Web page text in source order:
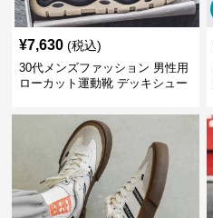
¥7,630 (税込)
30代メンズファッション 男性用
ローカット運動靴 デッキシュー